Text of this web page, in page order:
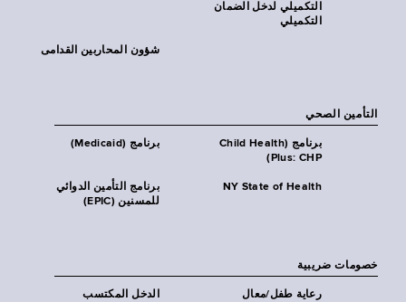
التكميلي لدخل الضمان
التكميلي
شؤون المحاربين القدامى
التأمين الصحي
برنامج (Medicaid)
برنامج (Child Health
Plus: CHP)
برنامج التأمين الدوائي
للمسنين (EPIC)
NY State of Health
خصومات ضريبية
الدخل المكتسب رعاية طفل/معال